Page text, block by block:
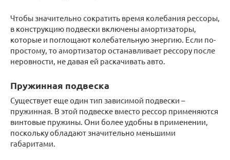
Чтобы значительно сократить время колебания рессоры,
в конструкцию подвески включены амортизаторы,
которые и поглощают колебательную энергию. Если по-
простому, то амортизатор останавливает рессору после
неровности, не давая ей раскачивать авто.
Пружинная подвеска
Существует еще один тип зависимой подвески –
пружинная. В этой подвеске вместо рессор применяются
винтовые пружины. Они более удобны в применении,
поскольку обладают значительно меньшими
габаритами.